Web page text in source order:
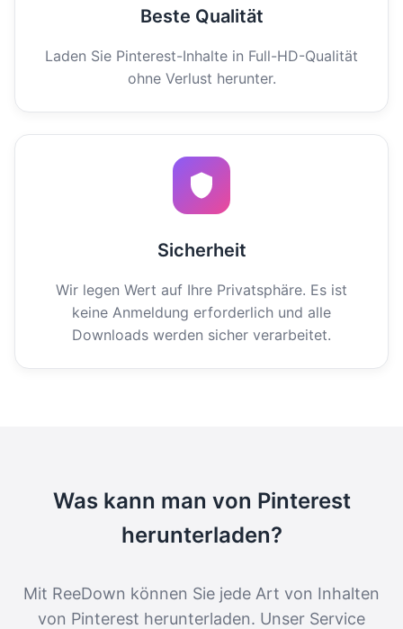
Beste Qualität
Laden Sie Pinterest-Inhalte in Full-HD-Qualität
ohne Verlust herunter.
Sicherheit
Wir legen Wert auf Ihre Privatsphäre. Es ist
keine Anmeldung erforderlich und alle
Downloads werden sicher verarbeitet.
Was kann man von Pinterest
herunterladen?
Mit ReeDown können Sie jede Art von Inhalten
von Pinterest herunterladen. Unser Service